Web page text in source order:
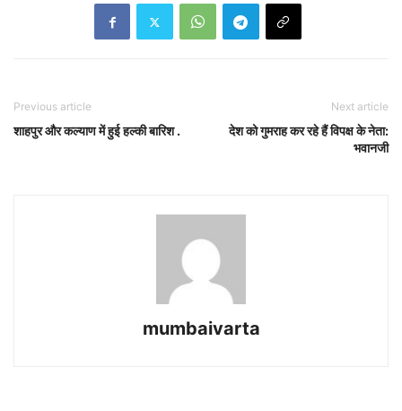
Previous article
शाहपुर और कल्याण में हुई हल्की बारिश .
Next article
देश को गुमराह कर रहे हैं विपक्ष के नेता:
भवानजी
mumbaivarta